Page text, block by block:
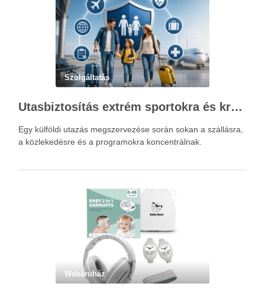
Szolgáltatás
Utasbiztosítás extrém sportokra és krónikus betegségek esetén: mire figyelj utazás előtt?
Egy külföldi utazás megszervezése során sokan a szállásra,
a közlekedésre és a programokra koncentrálnak.
Webáruház